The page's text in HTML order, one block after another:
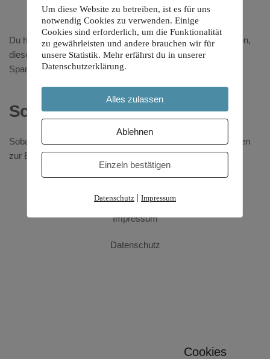
Schritt 1: Bestätigung
Du hast eben eine Email von mir in deinem Postfach erhalten,
diesen Link musst du bestätigen. Bitte sehe auch in deinem
Spamordner nach.
Schritt 2: Deine Bezahlung
Sobald du bestätigt hast, bekommst du alle Details und Daten
zur Bezahlung zu deinem Kurs.
Impressum
Datenschutz
Cookies
Um diese Website zu betreiben, ist es für uns
notwendig Cookies zu verwenden. Einige
Cookies sind erforderlich, um die Funktionalität
zu gewährleisten und andere brauchen wir für
unsere Statistik. Mehr erfährst du in unserer
Datenschutzerklärung.
Alles zulassen
Ablehnen
Einzeln bestätigen
Datenschutz| Impressum